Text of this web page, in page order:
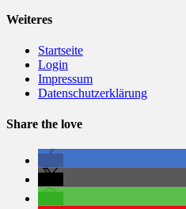
Weiteres
Startseite
Login
Impressum
Datenschutzerklärung
Share the love